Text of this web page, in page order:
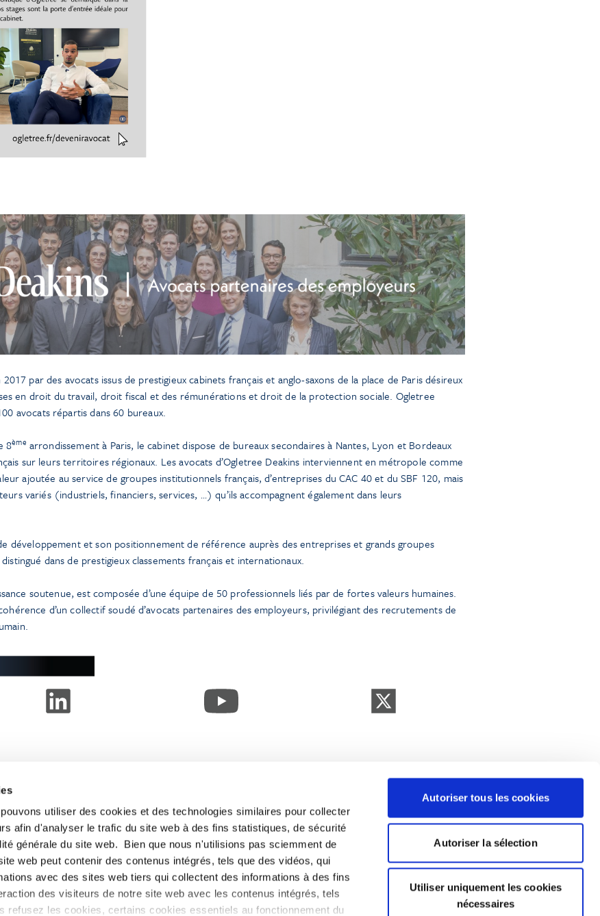
utiliser des cookies et des technologies similaires pour collecter
afin d'analyser le trafic du site web à des fins statistiques, de sécurité
générale du site web. Bien que nous n'utilisions pas sciemment de
web peut contenir des contenus intégrés, tels que des vidéos, qui
avec des sites web tiers qui collectent des informations à des fins
des visiteurs de notre site web avec les contenus intégrés, tels
refusez les cookies, certains cookies essentiels au fonctionnement du
Autoriser tous les cookies
Autoriser la sélection
Utiliser uniquement les cookies
nécessaires
par des avocats issus de prestigieux cabinets français et anglo-saxons de la place de Paris désireux
en droit du travail, droit fiscal et des rémunérations et droit de la protection sociale. Ogletree
avocats répartis dans 60 bureaux.
8ème arrondissement à Paris, le cabinet dispose de bureaux secondaires à Nantes, Lyon et Bordeaux
sur leurs territoires régionaux. Les avocats d’Ogletree Deakins interviennent en métropole comme
ajoutée au service de groupes institutionnels français, d’entreprises du CAC 40 et du SBF 120, mais
variés (industriels, financiers, services, …) qu’ils accompagnent également dans leurs
développement et son positionnement de référence auprès des entreprises et grands groupes
dans de prestigieux classements français et internationaux.
soutenue, est composée d’une équipe de 50 professionnels liés par de fortes valeurs humaines.
d’un collectif soudé d’avocats partenaires des employeurs, privilégiant des recrutements de
Subscribe
Press
YouTube
LinkedIn
X
Privacy Policy
Legal Notice and Disclaimer